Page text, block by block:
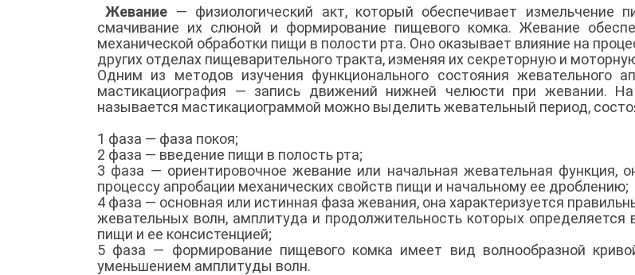
Жевание — физиологический акт, который обеспечивает измельчение
смачивание их слюной и формирование пищевого комка. Жевание
механической обработки пищи в полости рта. Оно оказывает влияние на
других отделах пищеварительного тракта, изменяя их секреторную и
Одним из методов изучения функционального состояния жевательного
мастикациография — запись движений нижней челюсти при жевании. На
называется мастикациограммой можно выделить жевательный период,
1 фаза — фаза покоя;
2 фаза — введение пищи в полость рта;
3 фаза — ориентировочное жевание или начальная жевательная функция,
процессу апробации механических свойств пищи и начальному ее дроблению;
4 фаза — основная или истинная фаза жевания, она характеризуется
жевательных волн, амплитуда и продолжительность которых определяется
пищи и ее консистенцией;
5 фаза — формирование пищевого комка имеет вид волнообразной
уменьшением амплитуды волн.